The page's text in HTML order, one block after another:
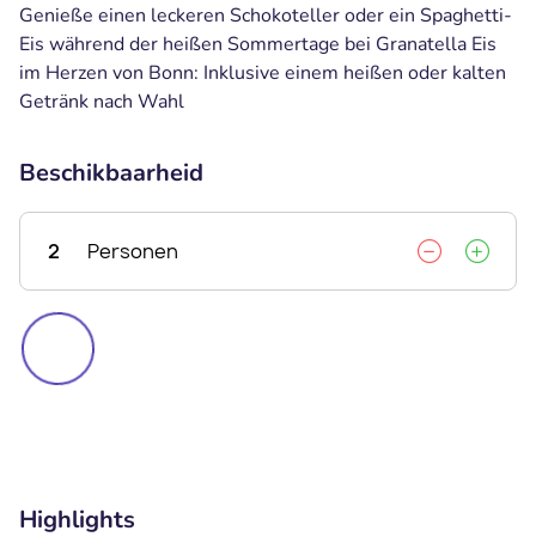
Genieße einen leckeren Schokoteller oder ein Spaghetti-
Eis während der heißen Sommertage bei Granatella Eis
im Herzen von Bonn: Inklusive einem heißen oder kalten
Getränk nach Wahl
Beschikbaarheid
2 Personen
Highlights